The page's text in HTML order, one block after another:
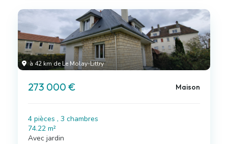
à 42 km de Le Molay-Littry
273 000 € Maison
4 pièces , 3 chambres
74.22 m²
Avec jardin